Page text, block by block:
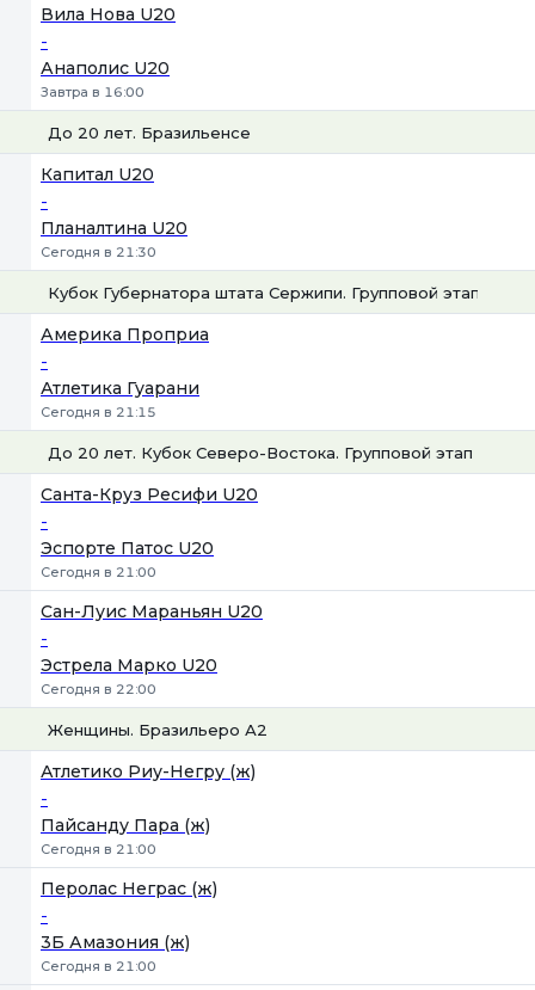
Вила Нова U20
-
Анаполис U20
Завтра в 16:00
До 20 лет. Бразильенсе
Капитал U20
-
Планалтина U20
Сегодня в 21:30
Кубок Губернатора штата Сержипи. Групповой этап
Америка Проприа
-
Атлетика Гуарани
Сегодня в 21:15
До 20 лет. Кубок Северо-Востока. Групповой этап
Санта-Круз Ресифи U20
-
Эспорте Патос U20
Сегодня в 21:00
Сан-Луис Мараньян U20
-
Эстрела Марко U20
Сегодня в 22:00
Женщины. Бразильеро А2
Атлетико Риу-Негру (ж)
-
Пайсанду Пара (ж)
Сегодня в 21:00
Перолас Неграс (ж)
-
3Б Амазония (ж)
Сегодня в 21:00